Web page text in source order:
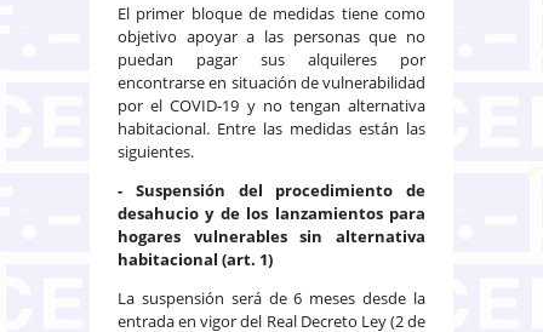
El primer bloque de medidas tiene como
objetivo apoyar a las personas que no
puedan pagar sus alquileres por
encontrarse en situación de vulnerabilidad
por el COVID-19 y no tengan alternativa
habitacional. Entre las medidas están las
siguientes.
- Suspensión del procedimiento de
desahucio y de los lanzamientos para
hogares vulnerables sin alternativa
habitacional (art. 1)
La suspensión será de 6 meses desde la
entrada en vigor del Real Decreto Ley (2 de